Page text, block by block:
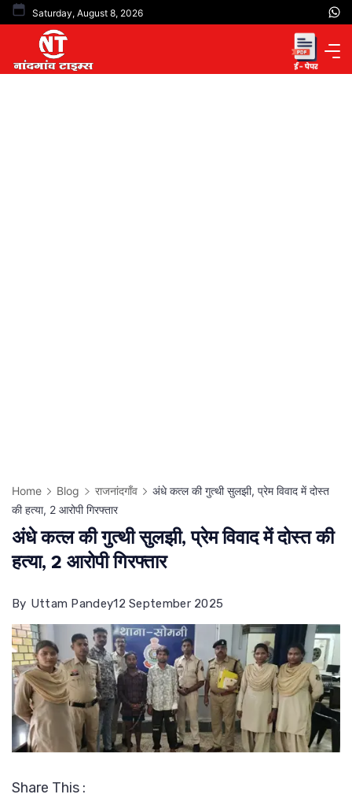
Skip
content
Saturday, August 8, 2026
Home Blog राजनांदगाँव
अंधे कत्ल की गुत्थी सुलझी, प्रेम विवाद में दोस्त
की हत्या, 2 आरोपी गिरफ्तार
अंधे कत्ल की गुत्थी सुलझी, प्रेम विवाद में दोस्त की
हत्या, 2 आरोपी गिरफ्तार
By Uttam Pandey12 September 2025
Share This :